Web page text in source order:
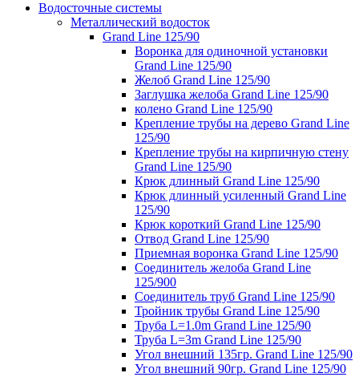
Водосточные системы
Металлический водосток
Grand Line 125/90
Воронка для одиночной установки
Grand Line 125/90
Желоб Grand Line 125/90
Заглушка желоба Grand Line 125/90
колено Grand Line 125/90
Крепление трубы на дерево Grand Line
125/90
Крепление трубы на кирпичную стену
Grand Line 125/90
Крюк длинный Grand Line 125/90
Крюк длинный усиленный Grand Line
125/90
Крюк короткий Grand Line 125/90
Отвод Grand Line 125/90
Приемная воронка Grand Line 125/90
Соединитель желоба Grand Line
125/900
Соединитель труб Grand Line 125/90
Тройник трубы Grand Line 125/90
Труба L=1.0m Grand Line 125/90
Труба L=3m Grand Line 125/90
Угол внешний 135гр. Grand Line 125/90
Угол внешний 90гр. Grand Line 125/90